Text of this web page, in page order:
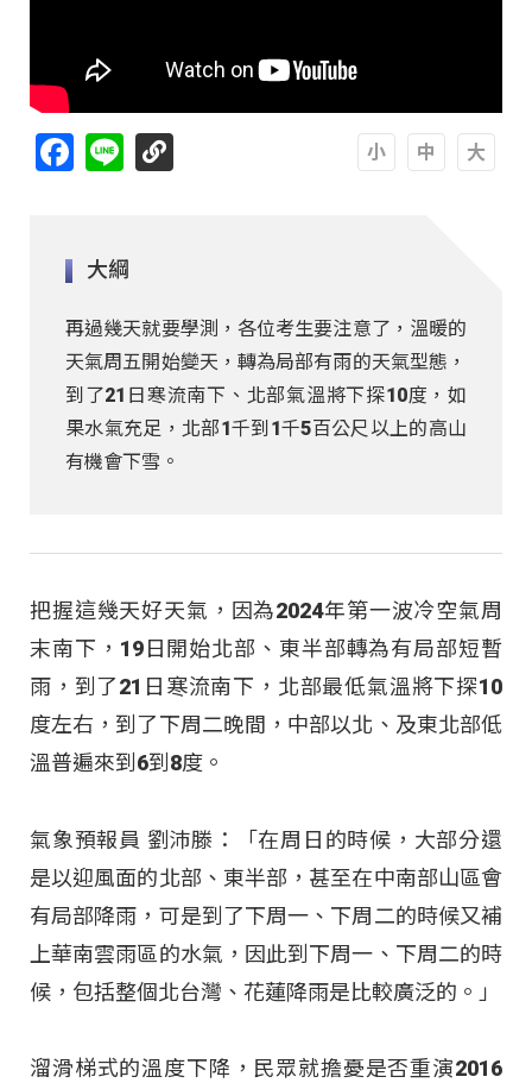
Facebook
Line
大綱
再過幾天就要學測，各位考生要注意了，溫暖的
天氣周五開始變天，轉為局部有雨的天氣型態，
到了21日寒流南下、北部氣溫將下探10度，如
果水氣充足，北部1千到1千5百公尺以上的高山
有機會下雪。
把握這幾天好天氣，因為2024年第一波冷空氣周
末南下，19日開始北部、東半部轉為有局部短暫
雨，到了21日寒流南下，北部最低氣溫將下探10
度左右，到了下周二晚間，中部以北、及東北部低
溫普遍來到6到8度。
氣象預報員 劉沛滕：「在周日的時候，大部分還
是以迎風面的北部、東半部，甚至在中南部山區會
有局部降雨，可是到了下周一、下周二的時候又補
上華南雲雨區的水氣，因此到下周一、下周二的時
候，包括整個北台灣、花蓮降雨是比較廣泛的。」
溜滑梯式的溫度下降，民眾就擔憂是否重演2016